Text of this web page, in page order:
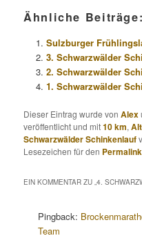
Ähnliche Beiträge:
Sulzburger
3. Schwarzwälder
2. Schwarzwälder
1. Schwarzwälder
Dieser Eintrag wurde vonAlex
veröffentlicht und mit10 km,
Schwarzwälder Schinkenlauf
Lesezeichen für den Permalink
EIN KOMMENTAR ZU „4.
Pingback:
Team